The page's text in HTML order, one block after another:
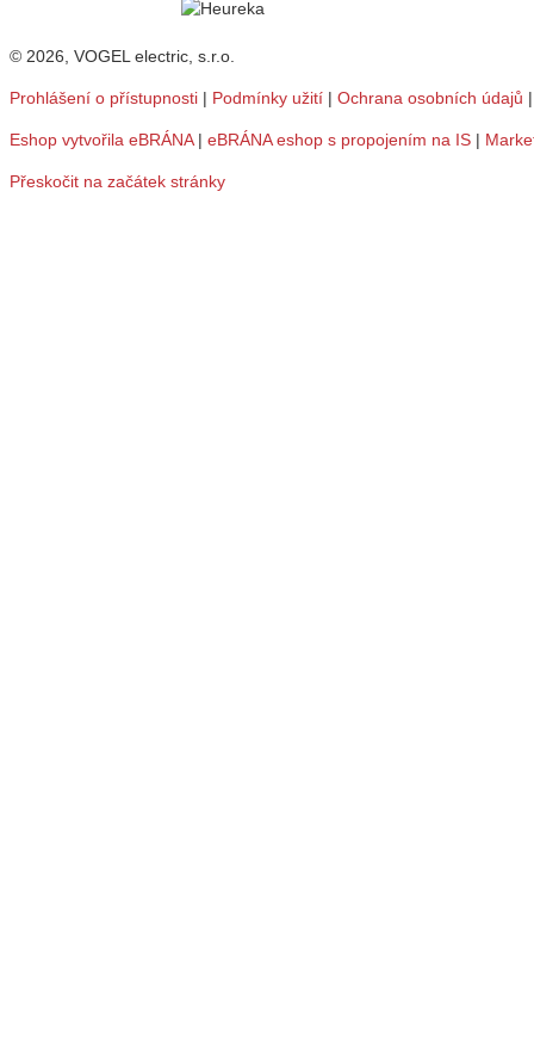
© 2026, VOGEL electric, s.r.o.
Prohlášení o přístupnosti | Podmínky užití | Ochrana osobních údajů
Eshop vytvořila eBRÁNA| eBRÁNA eshop s propojením na IS |
Přeskočit na začátek stránky